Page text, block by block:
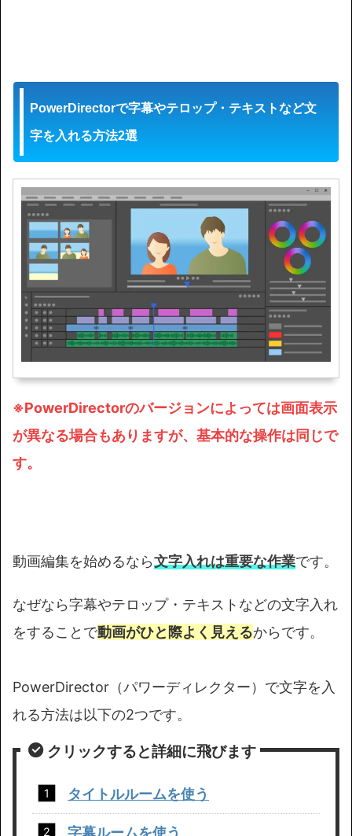
PowerDirectorで字幕やテロップ・テキストなど文
字を入れる方法2選
※PowerDirectorのバージョンによっては画面表示
が異なる場合もありますが、基本的な操作は同じで
す。
動画編集を始めるなら文字入れは重要な作業です。
なぜなら字幕やテロップ・テキストなどの文字入れ
をすることで動画がひと際よく見えるからです。
PowerDirector（パワーディレクター）で文字を入
れる方法は以下の2つです。
クリックすると詳細に飛びます
タイトルルームを使う
字幕ルームを使う